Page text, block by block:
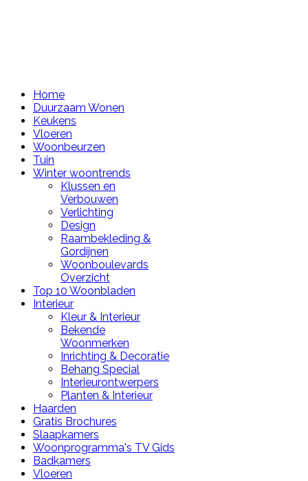
Home
Duurzaam Wonen
Keukens
Vloeren
Woonbeurzen
Tuin
Winter woontrends
Klussen en
Verbouwen
Verlichting
Design
Raambekleding &
Gordijnen
Woonboulevards
Overzicht
Top 10 Woonbladen
Interieur
Kleur & Interieur
Bekende
Woonmerken
Inrichting & Decoratie
Behang Special
Interieurontwerpers
Planten & Interieur
Haarden
Gratis Brochures
Slaapkamers
Woonprogramma's TV Gids
Badkamers
Vloeren